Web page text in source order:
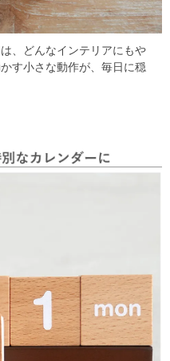
、どんなインテリアにもや
す小さな動作が、毎日に穏